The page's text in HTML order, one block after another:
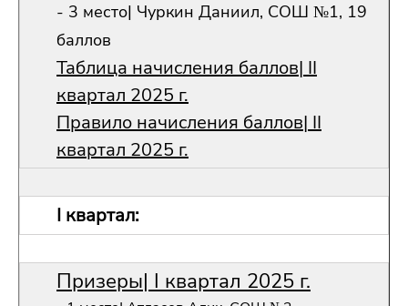
- 3 место| Чуркин Даниил, СОШ №1, 19
баллов
Таблица начисления баллов| II
квартал 2025 г.
Правило начисления баллов| II
квартал 2025 г.
I квартал:
Призеры| I квартал 2025 г.